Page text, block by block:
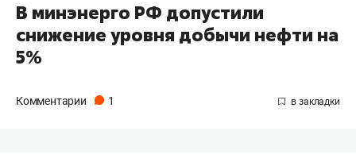
В минэнерго РФ допустили
снижение уровня добычи нефти на
5%
Комментарии 1